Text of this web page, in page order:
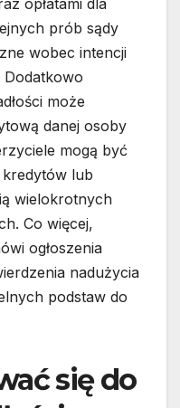
opłatami dla
prób sądy
wobec intencji
Dodatkowo
może
danej osoby
mogą być
kredytów lub
wielokrotnych
Co więcej,
ogłoszenia
nadużycia
podstaw do
się do